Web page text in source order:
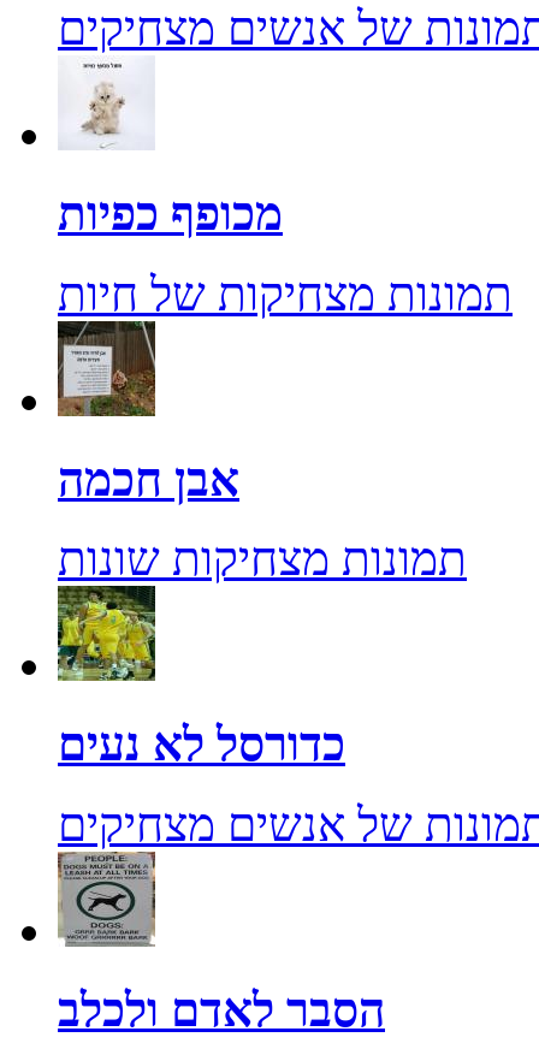
של אנשים מצחיקים
מכופף כפיות
תמונות מצחיקות של חיות
אבן חכמה
תמונות מצחיקות שונות
כדורסל לא נעים
של אנשים מצחיקים
הסבר לאדם ולכלב